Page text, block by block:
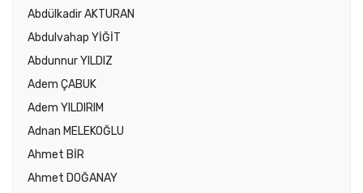
Abdülkadir AKTURAN
Abdulvahap YİĞİT
Abdunnur YILDIZ
Adem ÇABUK
Adem YILDIRIM
Adnan MELEKOĞLU
Ahmet BİR
Ahmet DOĞANAY